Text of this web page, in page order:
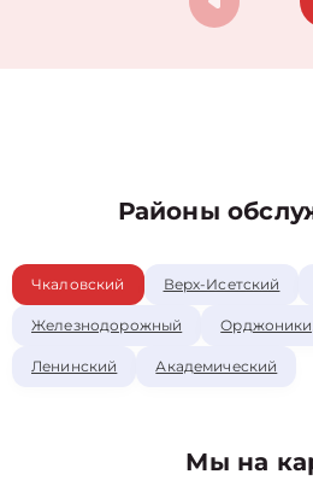
Районы
Чкаловский Верх-Исетский
Железнодорожный
Ленинский Академический
Мы на